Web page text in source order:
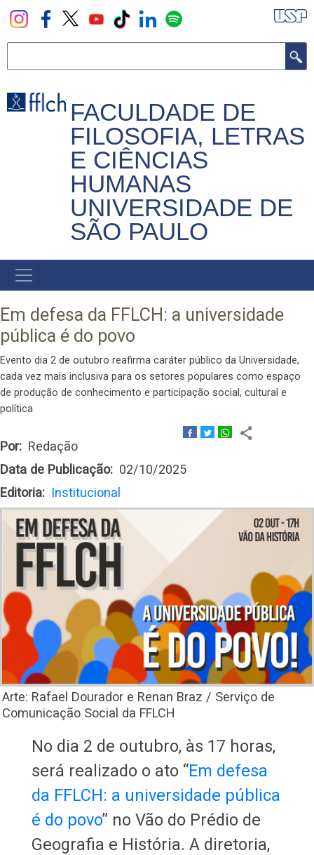
Pular
para
principal
FACULDADE DE
FILOSOFIA, LETRAS
E CIÊNCIAS
HUMANAS
UNIVERSIDADE DE
SÃO PAULO
NAVEGADOR
PRINCIPAL
Em defesa da FFLCH: a universidade
pública é do povo
Evento dia 2 de outubro reafirma caráter público da Universidade,
cada vez mais inclusiva para os setores populares como espaço
de produção de conhecimento e participação social, cultural e
política
Por
Redação
Data de Publicação
02/10/2025
Editoria
Institucional
Arte: Rafael Dourador e Renan Braz / Serviço de
Comunicação Social da FFLCH
No dia 2 de outubro, às 17 horas,
será realizado o ato “Em defesa
da FFLCH: a universidade pública
é do povo” no Vão do Prédio de
Geografia e História. A diretoria,